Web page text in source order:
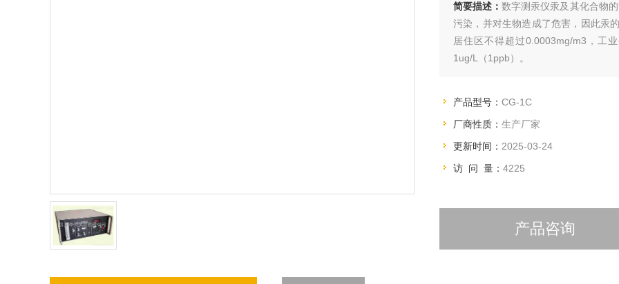
简要描述： 数字测汞仪汞及其化合物
污染，并对生物造成了危害，因此汞
居住区不得超过0.0003mg/m3，工
1ug/L（1ppb）。
产品型号： CG-1C
厂商性质： 生产厂家
更新时间： 2025-03-24
访 问 量： 4225
产品咨询